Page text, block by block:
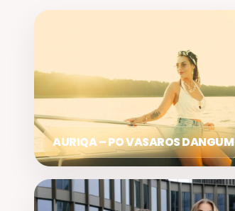
AURIQA – PO VASAROS DANGUM